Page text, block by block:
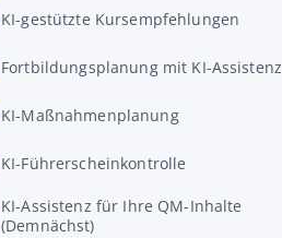
KI-gestützte Kursempfehlungen
Fortbildungsplanung mit KI-Assistenz
KI-Maßnahmenplanung
KI-Führerscheinkontrolle
KI-Assistenz für Ihre QM-Inhalte
(Demnächst)